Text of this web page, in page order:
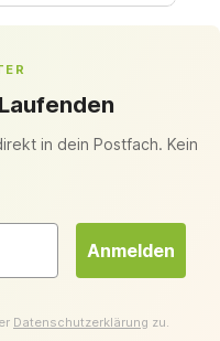
in dein Postfach. Kein
Anmelden
Datenschutzerklärung zu.